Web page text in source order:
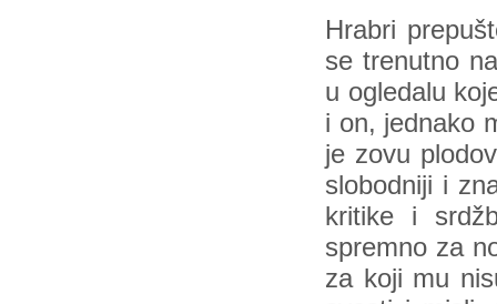
Hrabri
se trenutno
u ogledalu
i on, jednako
je zovu
slobodniji i
kritike i
spremno za
za koji mu